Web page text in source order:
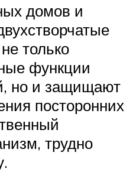
домов и
только
функции
но и защищают
посторонних
трудно